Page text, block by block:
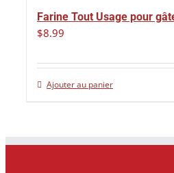
Farine Tout Usage pour
$8.99
Ajouter au panier